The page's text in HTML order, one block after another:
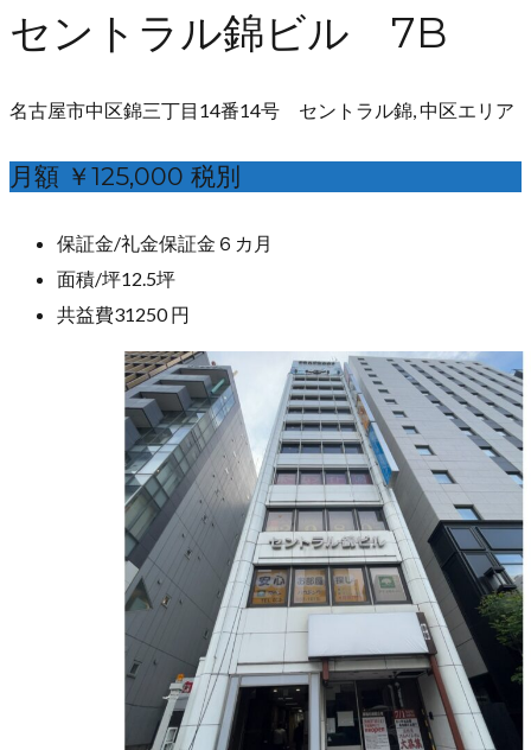
セントラル錦ビル 7B
名古屋市中区錦三丁目14番14号 セントラル錦, 中区エリア
月額 ￥125,000 税別
保証金/礼金保証金６カ月
面積/坪12.5坪
共益費31250 円